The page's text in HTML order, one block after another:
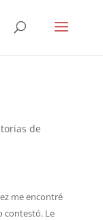
de
me encontré
contestó. Le